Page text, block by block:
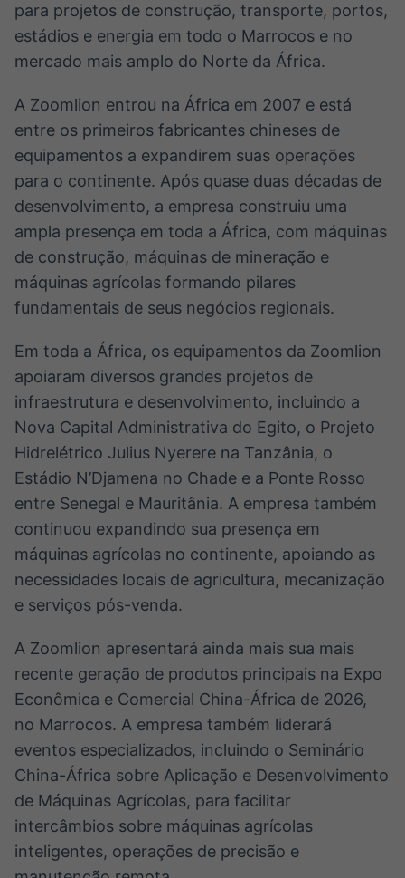
para projetos de construção, transporte, portos,
estádios e energia em todo o Marrocos e no
mercado mais amplo do Norte da África.
A Zoomlion entrou na África em 2007 e está
entre os primeiros fabricantes chineses de
equipamentos a expandirem suas operações
para o continente. Após quase duas décadas de
desenvolvimento, a empresa construiu uma
ampla presença em toda a África, com máquinas
de construção, máquinas de mineração e
máquinas agrícolas formando pilares
fundamentais de seus negócios regionais.
Em toda a África, os equipamentos da Zoomlion
apoiaram diversos grandes projetos de
infraestrutura e desenvolvimento, incluindo a
Nova Capital Administrativa do Egito, o Projeto
Hidrelétrico Julius Nyerere na Tanzânia, o
Estádio N’Djamena no Chade e a Ponte Rosso
entre Senegal e Mauritânia. A empresa também
continuou expandindo sua presença em
máquinas agrícolas no continente, apoiando as
necessidades locais de agricultura, mecanização
e serviços pós-venda.
A Zoomlion apresentará ainda mais sua mais
recente geração de produtos principais na Expo
Econômica e Comercial China-África de 2026,
no Marrocos. A empresa também liderará
eventos especializados, incluindo o Seminário
China-África sobre Aplicação e Desenvolvimento
de Máquinas Agrícolas, para facilitar
intercâmbios sobre máquinas agrícolas
inteligentes, operações de precisão e